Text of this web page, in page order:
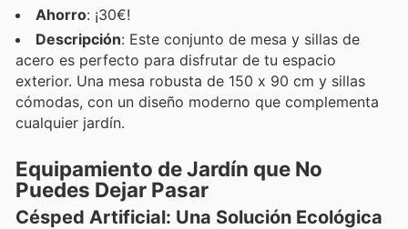
Ahorro: ¡30€!
Descripción: Este conjunto de mesa y sillas de
acero es perfecto para disfrutar de tu espacio
exterior. Una mesa robusta de 150 x 90 cm y sillas
cómodas, con un diseño moderno que complementa
cualquier jardín.
Equipamiento de Jardín que No
Puedes Dejar Pasar
Césped Artificial: Una Solución Ecológica